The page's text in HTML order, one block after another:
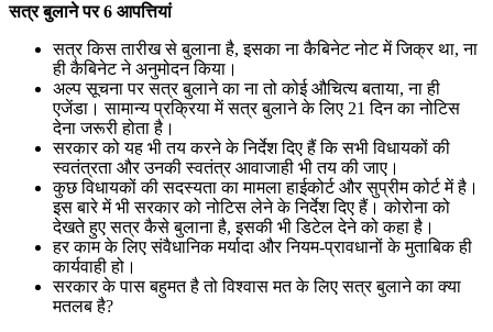
सत्र बुलाने पर 6 आपत्तियां
सत्र किस तारीख से बुलाना है, इसका ना कैबिनेट नोट में जिक्र था, ना
ही कैबिनेट ने अनुमोदन किया।
अल्प सूचना पर सत्र बुलाने का ना तो कोई औचित्य बताया, ना ही
एजेंडा। सामान्य प्रक्रिया में सत्र बुलाने के लिए 21 दिन का नोटिस
देना जरूरी होता है।
सरकार को यह भी तय करने के निर्देश दिए हैं कि सभी विधायकों की
स्वतंत्रता और उनकी स्वतंत्र आवाजाही भी तय की जाए।
कुछ विधायकों की सदस्यता का मामला हाईकोर्ट और सुप्रीम कोर्ट में है।
इस बारे में भी सरकार को नोटिस लेने के निर्देश दिए हैं। कोरोना को
देखते हुए सत्र कैसे बुलाना है, इसकी भी डिटेल देने को कहा है।
हर काम के लिए संवैधानिक मर्यादा और नियम-प्रावधानों के मुताबिक ही
कार्यवाही हो।
सरकार के पास बहुमत है तो विश्वास मत के लिए सत्र बुलाने का क्या
मतलब है?